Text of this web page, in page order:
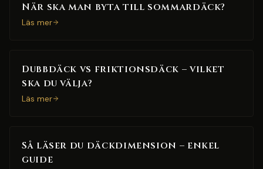
När ska man byta till sommardäck?
Läs mer
Dubbdäck vs friktionsdäck – vilket
ska du välja?
Läs mer
Så läser du däckdimension – enkel
guide